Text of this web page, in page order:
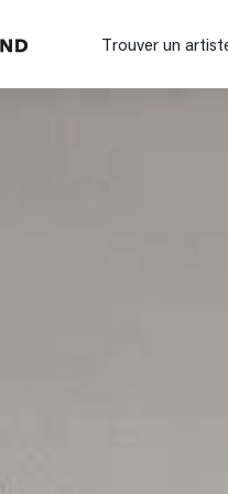
Trouver un